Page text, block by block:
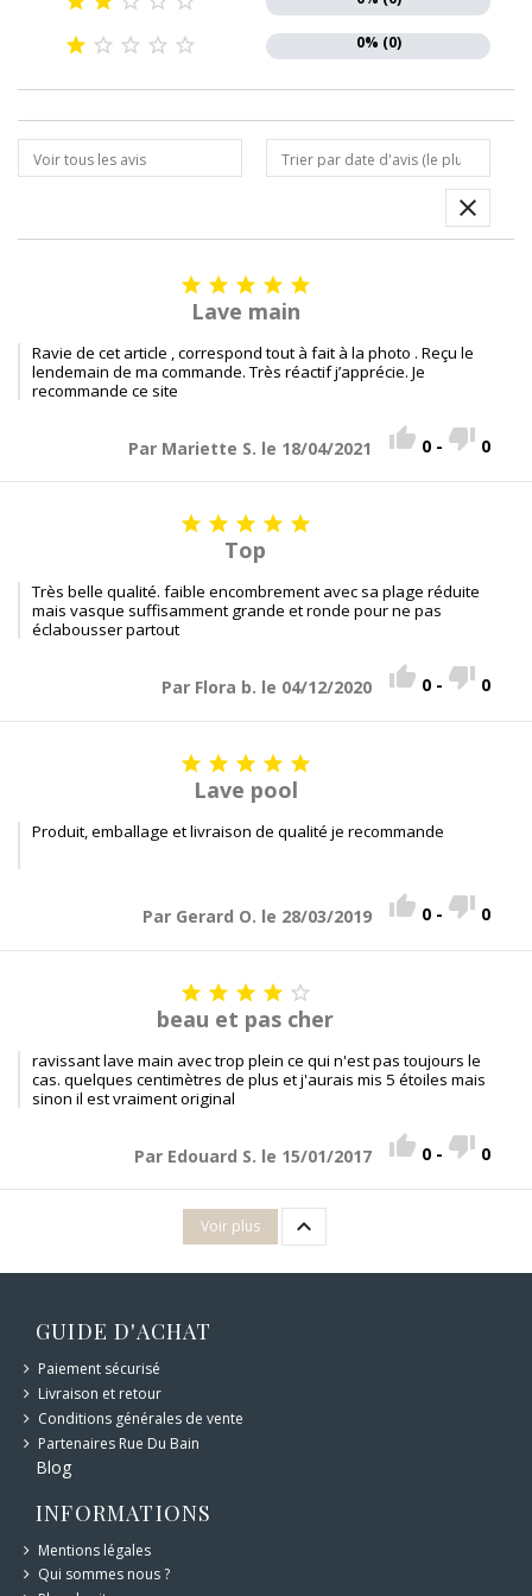
     0% (0)

    
Lave main
Ravie de cet article , correspond tout à fait à la photo . Reçu le
lendemain de ma commande. Très réactif j’apprécie. Je
recommande ce site
Par Mariette S. le 18/04/2021  0 -  0
    
Top
Très belle qualité. faible encombrement avec sa plage réduite
mais vasque suffisamment grande et ronde pour ne pas
éclabousser partout
Par Flora b. le 04/12/2020  0 -  0
    
Lave pool
Produit, emballage et livraison de qualité je recommande
Par Gerard O. le 28/03/2019  0 -  0
    
beau et pas cher
ravissant lave main avec trop plein ce qui n'est pas toujours le
cas. quelques centimètres de plus et j'aurais mis 5 étoiles mais
sinon il est vraiment original
Par Edouard S. le 15/01/2017  0 -  0
Voir plus 
GUIDE D'ACHAT
Paiement sécurisé
Livraison et retour
Conditions générales de vente
Partenaires Rue Du Bain
Blog
INFORMATIONS
Mentions légales
Qui sommes nous ?